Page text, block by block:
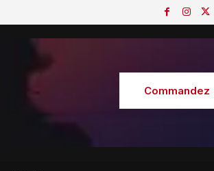
Commandez